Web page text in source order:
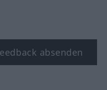
absenden